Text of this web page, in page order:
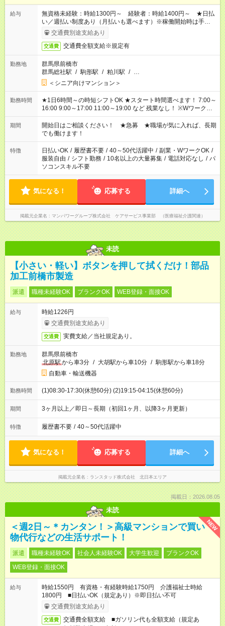
給与
無資格未経験：時給1300円～ 経験者：時給1400円～ ★日払
い／週払い制度あり（月払いも選べます）※稼働開始時は手続き
完了次第のお支払いとなります。
交通費別途支給あり
交通費 交通費全額支給※規定有
勤務地
群馬県前橋市
群馬総社駅 / 駒形駅 / 粕川駅 / …
＜シニア向けマンション＞
勤務時間
★1日6時間～の時短シフトOK ★スタート時間選べます！ 7:00～
16:00 9:00～17:00 11:00～19:00 など 残業なし！ ※Wワークの
場合、他のお仕事と合わせ週40時間超の就業はご案内できませ
ん ※法令に基づき、週20時間以上勤務は社会保険への加入対象
となります ※労働者派遣法（日雇い派遣の原則禁止）により、
短時間・短期間の就業はご案内が難しい場合があります
期間
開始日はご相談ください！ ★急募 ★職場が気に入れば、長期
でも働けます！
特徴 日払いOK / 履歴書不要 / 40～50代活躍中 / 副業・WワークOK /
服装自由 / シフト勤務 / 10名以上の大量募集 / 電話対応なし / パ
ソコンスキル不要
気になる！ 応募する 詳細へ
掲載元企業名 マンパワーグループ株式会社 ケアサービス事業部 （医療福祉介護関連）
未読
【小さい・軽い】ボタンを押して拭くだけ！部品
加工前橋市製造
派遣 職種未経験OK ブランクOK WEB登録・面接OK
給与
時給1226円
交通費別途支給あり
交通費 実費支給／当社規定あり。
勤務地
群馬県前橋市
北原駅から車3分 / 大胡駅から車10分 / 駒形駅から車18分
自動車・輸送機器
勤務時間 (1)08:30-17:30(休憩60分) (2)19:15-04:15(休憩60分)
期間 3ヶ月以上／即日～長期（初回1ヶ月、以降3ヶ月更新）
特徴 履歴書不要 / 40～50代活躍中
気になる！ 応募する 詳細へ
掲載元企業名 ランスタッド株式会社 北日本エリア
掲載日：2026.08.05
未読
NEW
＜週2日～＊カンタン！＞高級マンションで買い
物代行などの生活サポート！
派遣 職種未経験OK 社会人未経験OK 大学生歓迎
ブランクOK
WEB登録・面接OK
給与
時給1550円 有資格・有経験時給1750円 介護福祉士時給
1800円 ■日払いOK（規定あり）※即日払い不可
交通費別途支給あり
交通費
交通費全額支給 ■ガソリン代も全額支給（規定あ